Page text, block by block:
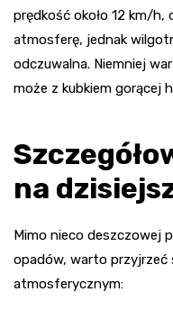
prędkość około 12 km/
atmosferę, jednak
odczuwalna. Niemniej
może z kubkiem gorącej
na
Mimo nieco deszczowej
opadów, warto przyjrzeć
atmosferycznym: